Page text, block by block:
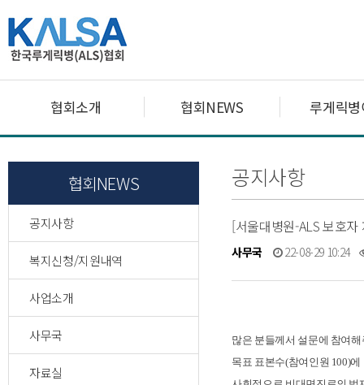
협회소개 협회NEWS 루게릭
협회NEWS
공지사항
복지신청/지원내역
사업소개
사무국
자료실
공지사항
[서울대병원-ALS 보호
사무국 22-08-29 10:24
많은 분들께서 설문에 참여
목표 표본수(참여인원 100)